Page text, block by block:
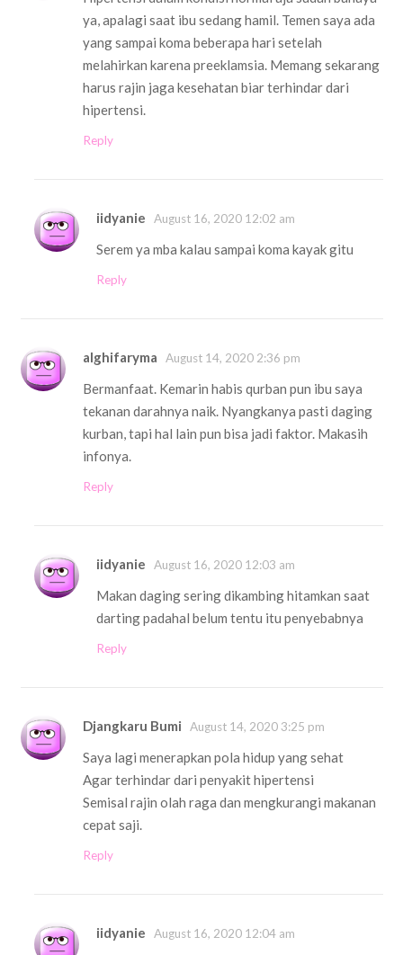
ya, apalagi saat ibu sedang hamil. Temen saya ada
yang sampai koma beberapa hari setelah
melahirkan karena preeklamsia. Memang sekarang
harus rajin jaga kesehatan biar terhindar dari
hipertensi.
Reply
iidyanie August 16, 2020 12:02 am
Serem ya mba kalau sampai koma kayak gitu
Reply
alghifaryma August 14, 2020 2:36 pm
Bermanfaat. Kemarin habis qurban pun ibu saya
tekanan darahnya naik. Nyangkanya pasti daging
kurban, tapi hal lain pun bisa jadi faktor. Makasih
infonya.
Reply
iidyanie August 16, 2020 12:03 am
Makan daging sering dikambing hitamkan saat
darting padahal belum tentu itu penyebabnya
Reply
Djangkaru Bumi August 14, 2020 3:25 pm
Saya lagi menerapkan pola hidup yang sehat
Agar terhindar dari penyakit hipertensi
Semisal rajin olah raga dan mengkurangi makanan
cepat saji.
Reply
iidyanie August 16, 2020 12:04 am